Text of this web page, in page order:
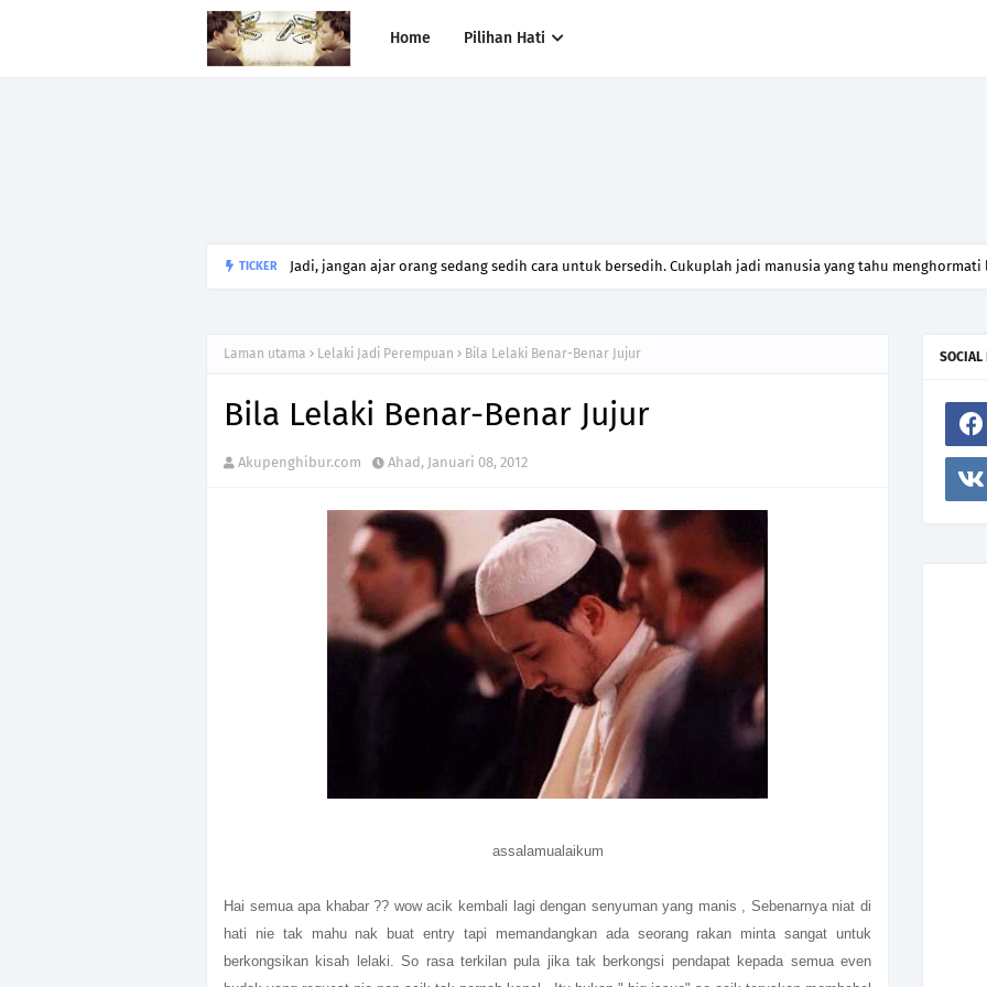
Home Pilihan Hati
TICKER Jadi, jangan ajar orang sedang sedih cara untuk bersedih. Cukuplah jadi manusia yang tahu
Laman utama Lelaki Jadi Perempuan Bila Lelaki Benar-Benar Jujur
Bila Lelaki Benar-Benar Jujur
Akupenghibur.com Ahad, Januari 08, 2012
assalamualaikum
Hai semua apa khabar ?? wow acik kembali lagi dengan senyuman yang manis , Sebenarnya niat di
hati nie tak mahu nak buat entry tapi memandangkan ada seorang rakan minta sangat untuk
berkongsikan kisah lelaki. So rasa terkilan pula jika tak berkongsi pendapat kepada semua even
SOCIAL